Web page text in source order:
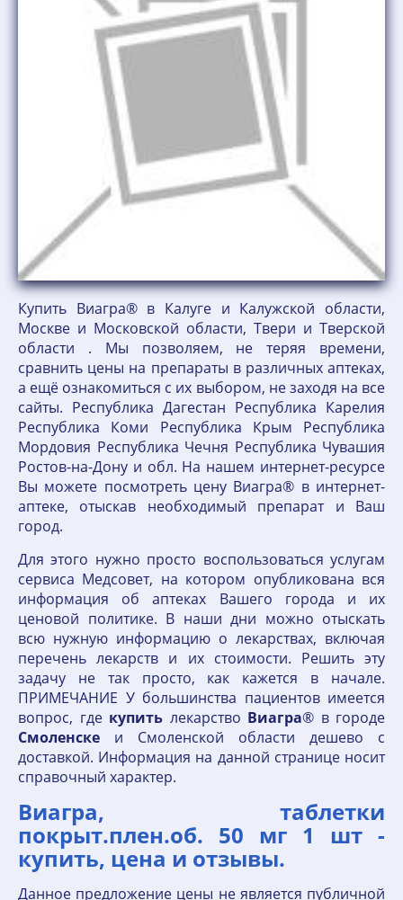
Купить Виагра® в Калуге и Калужской области,
Москве и Московской области, Твери и Тверской
области . Мы позволяем, не теряя времени,
сравнить цены на препараты в различных аптеках,
а ещё ознакомиться с их выбором, не заходя на все
сайты. Республика Дагестан Республика Карелия
Республика Коми Республика Крым Республика
Мордовия Республика Чечня Республика Чувашия
Ростов-на-Дону и обл. На нашем интернет-ресурсе
Вы можете посмотреть цену Виагра® в интернет-
аптеке, отыскав необходимый препарат и Ваш
город.
Для этого нужно просто воспользоваться услугам
сервиса Медсовет, на котором опубликована вся
информация об аптеках Вашего города и их
ценовой политике. В наши дни можно отыскать
всю нужную информацию о лекарствах, включая
перечень лекарств и их стоимости. Решить эту
задачу не так просто, как кажется в начале.
ПРИМЕЧАНИЕ У большинства пациентов имеется
вопрос, где купить лекарство Виагра® в городе
Смоленске и Смоленской области дешево с
доставкой. Информация на данной странице носит
справочный характер.
Виагра, таблетки
покрыт.плен.об. 50 мг 1 шт -
купить, цена и отзывы.
Данное предложение цены не является публичной